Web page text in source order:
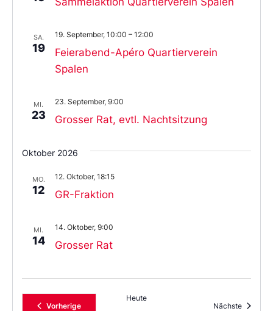
SA.
19
Feierabend-Apéro Quartierverein
Spalen
19. September, 10:00 – 12:00
MI.
23 Grosser Rat, evtl. Nachtsitzung
23. September, 9:00
Oktober 2026
MO.
12 GR-Fraktion
12. Oktober, 18:15
MI.
14 Grosser Rat
14. Oktober, 9:00
VorherigeVeranstaltungen
Heute
Nächste